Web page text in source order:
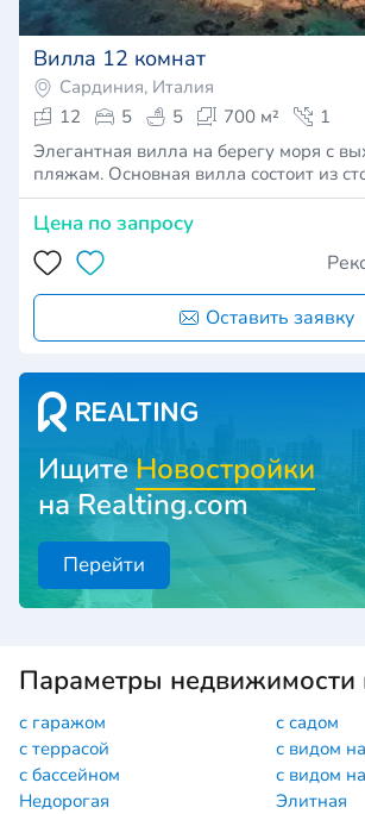
Вилла 12 комнат
Сардиния, Италия
12
5 5 700 м²
1
Элегантная вилла на берегу моря с
пляжам. Основная вилла состоит из
Цена по запросу
Оставить заявку
ИщитеНовостройки
на Realting.com
Перейти
Параметры недвижимости
с гаражом
с садом
с террасой
с видом
с бассейном
с видом
Недорогая
Элитная